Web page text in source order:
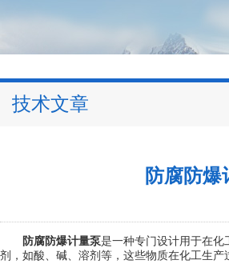
技术文章
防腐防
防腐防爆计量泵是一种专门设计用于在化
剂，如酸、碱、溶剂等，这些物质在化工生